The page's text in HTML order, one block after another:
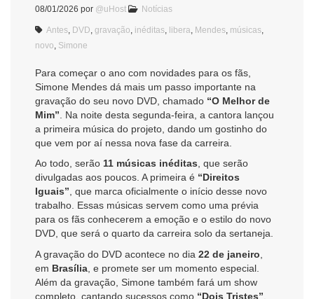
08/01/2026 por @uHost Notícias
Antes DVD gravação inéditas libera Mendes músicas
novo Simone
Para começar o ano com novidades para os fãs,
Simone Mendes dá mais um passo importante na
gravação do seu novo DVD, chamado “O Melhor de
Mim” . Na noite desta segunda-feira, a cantora lançou
a primeira música do projeto, dando um gostinho do
que vem por aí nessa nova fase da carreira.
Ao todo, serão 11 músicas inéditas , que serão
divulgadas aos poucos. A primeira é “Direitos
Iguais” , que marca oficialmente o início desse novo
trabalho. Essas músicas servem como uma prévia
para os fãs conhecerem a emoção e o estilo do novo
DVD, que será o quarto da carreira solo da sertaneja.
A gravação do DVD acontece no dia 22 de janeiro
em Brasília , e promete ser um momento especial.
Além da gravação, Simone também fará um show
completo, cantando sucessos como “Dois Tristes”